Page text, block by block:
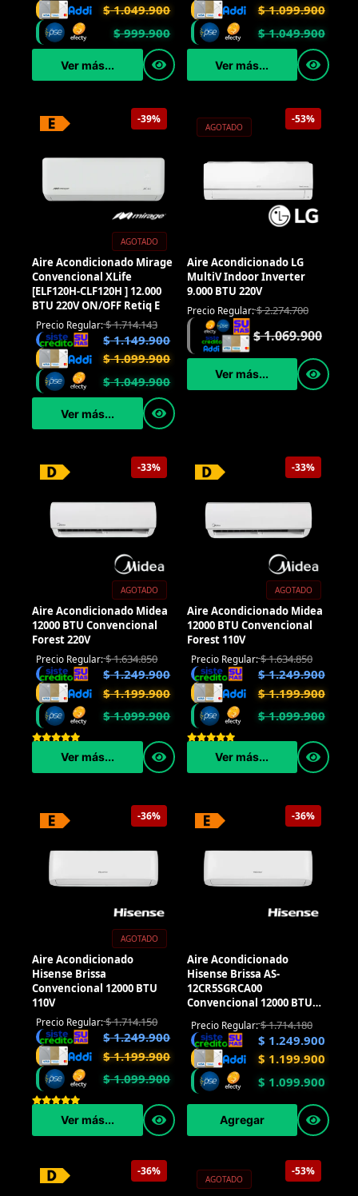
$1.049.900
$999.900
Ver más...
$1.099.900
$1.049.900
Ver más...
-39%
AGOTADO
Aire Acondicionado Mirage
Convencional XLife
[ELF120H-CLF120H ] 12.000
BTU 220V ON/OFF Retiq E
Precio Regular:$1.714.143
$1.149.900
$1.099.900
$1.049.900
Ver más...
-53%
AGOTADO
Aire Acondicionado LG
MultiV Indoor Inverter
9.000 BTU 220V
Precio Regular:$2.274.700
$1.069.900
Ver más...
-33%
AGOTADO
Aire Acondicionado Midea
12000 BTU Convencional
Forest 220V
Precio Regular:$1.634.850
$1.249.900
$1.199.900
$1.099.900
Ver más...
-33%
AGOTADO
Aire Acondicionado Midea
12000 BTU Convencional
Forest 110V
Precio Regular:$1.634.850
$1.249.900
$1.199.900
$1.099.900
Ver más...
-36%
AGOTADO
Aire Acondicionado
Hisense Brissa
Convencional 12000 BTU
110V
Precio Regular:$1.714.150
$1.249.900
$1.199.900
$1.099.900
Ver más...
-36%
Aire Acondicionado
Hisense Brissa AS-
12CR5SGRCA00
Convencional 12000 BTU
Precio Regular:$1.714.180
$ 1.249.900
$ 1.199.900
$ 1.099.900
Agregar
-36% -53%
AGOTADO